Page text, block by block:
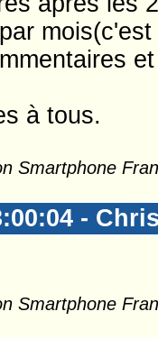
à tous.
Smartphone
-
Smartphone